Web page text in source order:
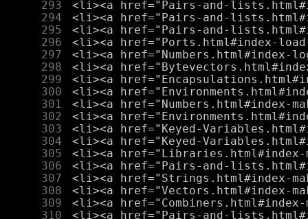
    293
    294
    295
    296
    297
    298
    299
    300
    301
    302
    303
    304
    305
    306
    307
    308
    309
    310